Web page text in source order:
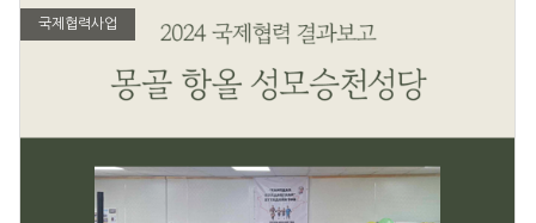
국제협력사업